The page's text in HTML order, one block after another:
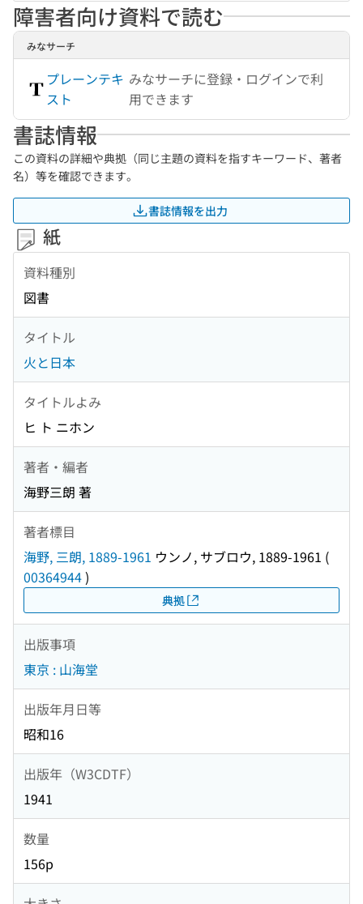
障害者向け資料で読む
みなサーチ
プレーンテキ
スト
みなサーチに登録・ログインで利
用できます
書誌情報
この資料の詳細や典拠（同じ主題の資料を指すキーワード、著者
名）等を確認できます。
書誌情報を出力
紙
資料種別
図書
タイトル
火と日本
タイトルよみ
ヒ ト ニホン
著者・編者
海野三朗 著
著者標目
海野, 三朗, 1889-1961 ウンノ, サブロウ, 1889-1961 (
00364944)
典拠
出版事項
東京 : 山海堂
出版年月日等
昭和16
出版年（W3CDTF）
1941
数量
156p